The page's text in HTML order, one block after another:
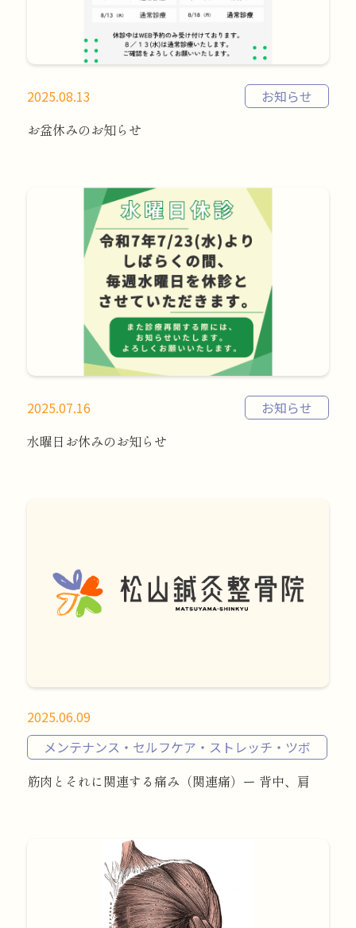
2025.08.13
お知らせ
お盆休みのお知らせ
2025.07.16
お知らせ
水曜日お休みのお知らせ
2025.06.09
メンテナンス・セルフケア・ストレッチ・ツボ
筋肉とそれに関連する痛み（関連痛）ー 背中、肩